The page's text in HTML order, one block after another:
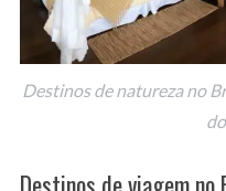
Destinos de natureza no